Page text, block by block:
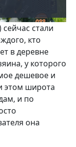
стали
кто
в деревне
у которого
дешевое и
этом широта
и по
она